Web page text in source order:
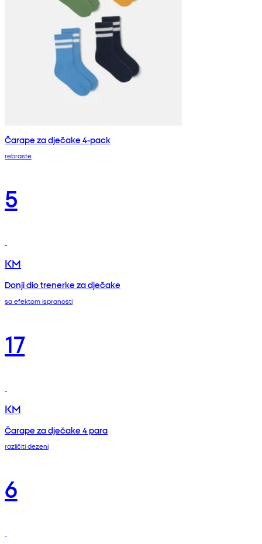
Čarape za dječake 4-pack
rebraste
5
KM
Donji dio trenerke za dječake
sa efektom ispranosti
17
KM
Čarape za dječake 4 para
različiti dezeni
6